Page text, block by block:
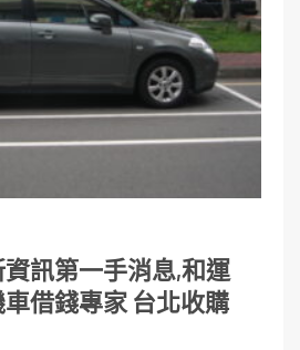
訊第一手消息,和運
借錢專家 台北收購